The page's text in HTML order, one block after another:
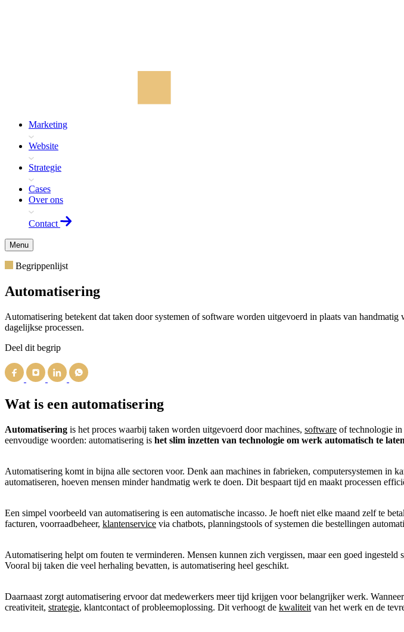
Marketing
Website
Strategie
Cases
Over ons
Contact
Menu
Begrippenlijst
Automatisering
Automatisering betekent dat taken door systemen of software worden uitgevoerd in plaats van
dagelijkse processen.
Deel dit begrip
Wat is een automatisering
Automatisering is het proces waarbij taken worden uitgevoerd door machines, software of technologie in
eenvoudige woorden: automatisering is het slim inzetten van technologie om werk automatisch te
Automatisering komt in bijna alle sectoren voor. Denk aan machines in fabrieken, computersystemen in
automatiseren, hoeven mensen minder handmatig werk te doen. Dit bespaart tijd en maakt processen
Een simpel voorbeeld van automatisering is een automatische incasso. Je hoeft niet elke maand zelf te
facturen, voorraadbeheer, klantenservice via chatbots, planningstools of systemen die bestellingen
Automatisering helpt om fouten te verminderen. Mensen kunnen zich vergissen, maar een goed
Vooral bij taken die veel herhaling bevatten, is automatisering heel geschikt.
Daarnaast zorgt automatisering ervoor dat medewerkers meer tijd krijgen voor belangrijker werk.
creativiteit, strategie, klantcontact of probleemoplossing. Dit verhoogt de kwaliteit van het werk en de